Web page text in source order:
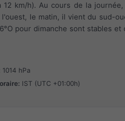
km/h). Au cours de la
le matin, il vient du sud-
pour dimanche sont stables et
1014 hPa
IST (UTC +01:00h)